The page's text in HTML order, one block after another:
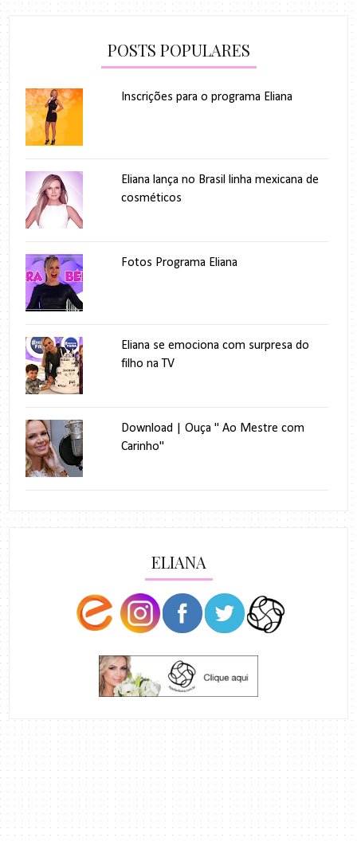
POSTS POPULARES
Inscrições para o programa Eliana
Eliana lança no Brasil linha mexicana de
cosméticos
Fotos Programa Eliana
Eliana se emociona com surpresa do
filho na TV
Download | Ouça " Ao Mestre com
Carinho"
ELIANA